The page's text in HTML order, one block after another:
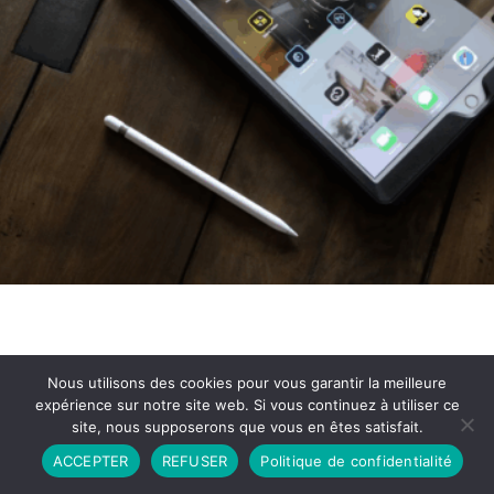
Partenariat Contact
Politique de Confidentialité
CGU
Copyright © 2026 - Propulsé par DIEUDUDIABLE
Nous utilisons des cookies pour vous garantir la meilleure
expérience sur notre site web. Si vous continuez à utiliser ce
site, nous supposerons que vous en êtes satisfait.
ACCEPTER
REFUSER Politique de confidentialité